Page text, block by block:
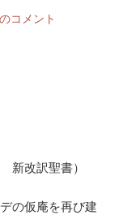
コメント
改訳聖書）
の仮庵を再び建